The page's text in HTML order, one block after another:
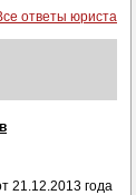
ответы юриста
21.12.2013 года